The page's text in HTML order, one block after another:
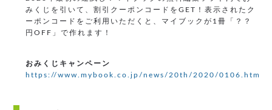
みくじを引いて、割引クーポンコードをGET！表示されたク
ーポンコードをご利用いただくと、マイブックが1冊「？？
円OFF」で作れます！
おみくじキャンペーン
https://www.mybook.co.jp/news/20th/2020/0106.html